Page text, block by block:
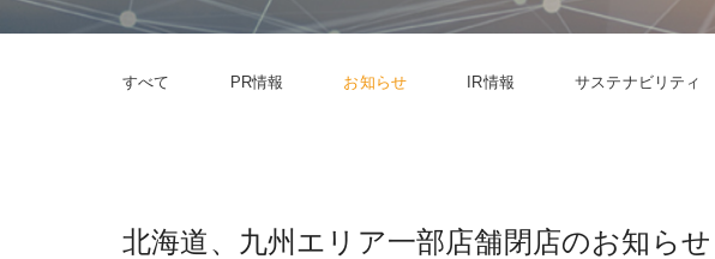
すべて PR情報 お知らせ IR情報 サステナビリティ
北海道、九州エリア一部店舗閉店のお知らせ